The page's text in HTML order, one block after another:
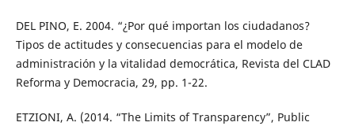
DEL PINO, E. 2004. “¿Por qué importan los ciudadanos?
Tipos de actitudes y consecuencias para el modelo de
administración y la vitalidad democrática, Revista del CLAD
Reforma y Democracia, 29, pp. 1-22.
ETZIONI, A. (2014. “The Limits of Transparency”, Public